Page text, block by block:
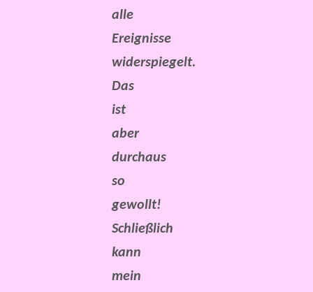
alle
Ereignisse
widerspiegelt.
Das
ist
aber
durchaus
so
gewollt!
Schließlich
kann
mein